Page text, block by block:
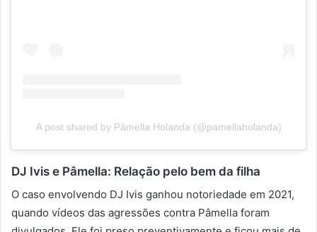
A post shared by Pâmella Holanda (@pamellaholanda)
DJ Ivis e Pâmella: Relação pelo bem da filha
O caso envolvendo DJ Ivis ganhou notoriedade em 2021,
quando vídeos das agressões contra Pâmella foram